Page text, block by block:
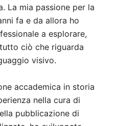
La mia passione per la
fa e da allora ho
a esplorare,
ciò che riguarda
visivo.
accademica in storia
nella cura di
pubblicazione di